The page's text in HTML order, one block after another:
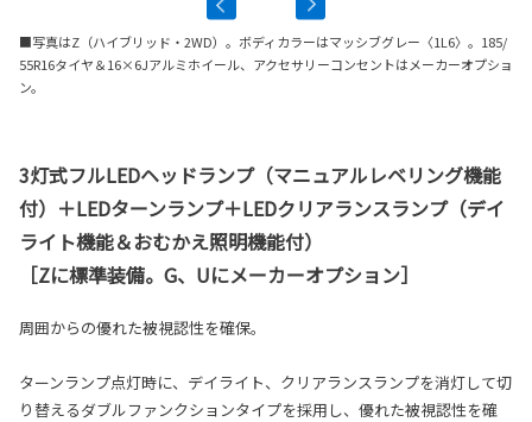
■写真はZ（ハイブリッド・2WD）。ボディカラーはマッシブグレー〈1L6〉。185/
55R16タイヤ＆16×6Jアルミホイール、アクセサリーコンセントはメーカーオプショ
ン。
3灯式フルLEDヘッドランプ（マニュアルレベリング機能
付）＋LEDターンランプ＋LEDクリアランスランプ（デイ
ライト機能＆おむかえ照明機能付）
［Zに標準装備。G、Uにメーカーオプション］
周囲からの優れた被視認性を確保。
ターンランプ点灯時に、デイライト、クリアランスランプを消灯して切
り替えるダブルファンクションタイプを採用し、優れた被視認性を確